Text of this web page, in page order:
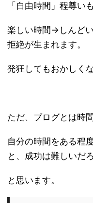
「自由時間」程尊い
楽しい時間→しんど
拒絶が生まれます。
発狂してもおかしくな
ただ、ブログとは時
自分の時間をある程
と、成功は難しいだ
と思います。